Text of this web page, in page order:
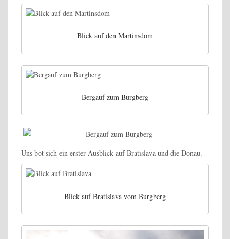
Blick auf den Martinsdom
Bergauf zum Burgberg
Uns bot sich ein erster Ausblick auf Bratislava und die Donau.
Blick auf Bratislava vom Burgberg